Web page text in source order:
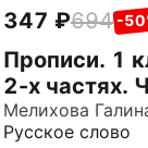
347 694 -
Прописи. 1
2-х частях.
Русское слово